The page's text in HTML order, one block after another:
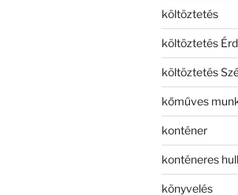
költöztetés
költöztetés Érd
költöztetés
kőműves
konténer
konténeres
könyvelés